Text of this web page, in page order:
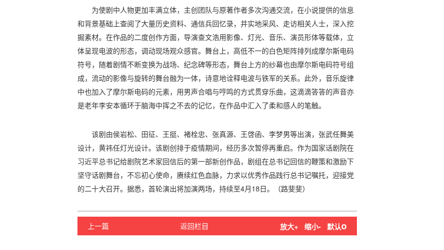
为使剧中人物更加丰满立体，主创团队与原著作者多次沟通交流，在小说提供的信息
和背景基础上查阅了大量历史资料、通信兵回忆录，并实地采风、走访相关人士，深入挖
掘素材。在作品的二度创作方面，导演查文浩用影像、灯光、音乐、演员形体等载体，立
体呈现电波的形态，调动现场观众感官。舞台上，高低不一的白色矩阵排列成摩尔斯电码
符号，随着剧情不断变换为战场、纪念碑等形态，舞台上方的纱幕也由摩尔斯电码符号组
成，流动的影像与旋转的舞台融为一体，诗意地诠释电波与铁军的关系。此外，音乐旋律
中也加入了摩尔斯电码的元素，用男声合唱与哼鸣的方式贯穿乐曲，这滴滴答答的声音亦
是老年李安本循环于脑海中挥之不去的记忆，在作品中汇入了柔和感人的笔触。
该剧由侯岩松、田征、王挺、褚栓忠、张真源、王啓函、李梦男等出演，张武任舞美
设计，黄祎任灯光设计。该剧创排于疫情期间，经历多次暂停再重启。作为国家话剧院在
习近平总书记给剧院艺术家回信后的第一部新创作品，剧组在总书记回信的鞭策和激励下
坚守话剧舞台，不忘初心使命，赓续红色血脉，力求以优秀作品践行总书记嘱托，迎接党
的二十大召开。据悉，首轮演出将加演两场，持续至4月18日。（路斐斐）
返回栏目
上一篇 放大+ 缩小- 默认o